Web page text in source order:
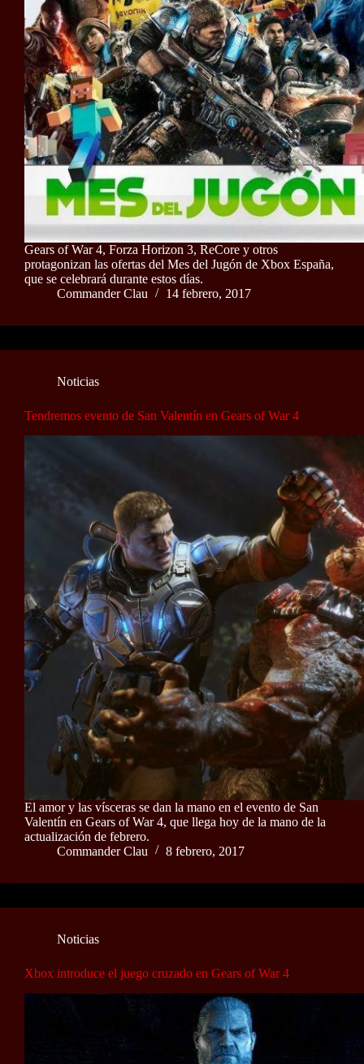
Gears of War 4, Forza Horizon 3, ReCore y otros
protagonizan las ofertas del Mes del Jugón de Xbox España,
que se celebrará durante estos días.
Commander Clau
14 febrero, 2017
Noticias
Tendremos evento de San Valentín en Gears of War 4
El amor y las vísceras se dan la mano en el evento de San
Valentín en Gears of War 4, que llega hoy de la mano de la
actualización de febrero.
Commander Clau
8 febrero, 2017
Noticias
Xbox introduce el juego cruzado en Gears of War 4